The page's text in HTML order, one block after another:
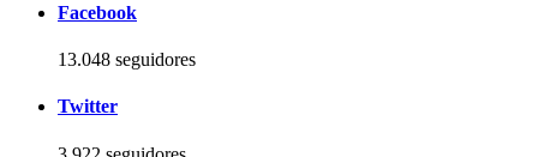
Facebook
13.048 seguidores
Twitter